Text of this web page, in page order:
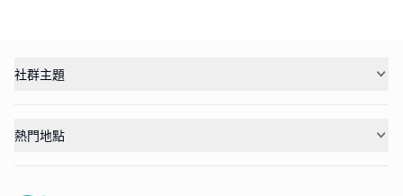
社群主題
熱門地點